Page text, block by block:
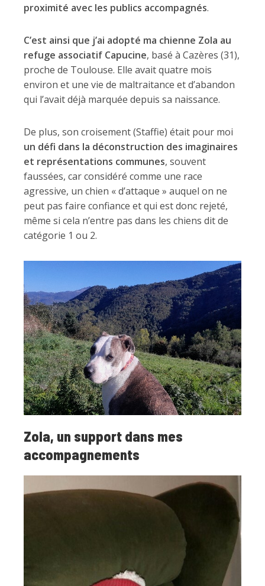
proximité avec les publics accompagnés.
C’est ainsi que j’ai adopté ma chienne Zola au
refuge associatif Capucine, basé à Cazères (31),
proche de Toulouse. Elle avait quatre mois
environ et une vie de maltraitance et d’abandon
qui l’avait déjà marquée depuis sa naissance.
De plus, son croisement (Staffie) était pour moi
un défi dans la déconstruction des imaginaires
et représentations communes, souvent
faussées, car considéré comme une race
agressive, un chien « d’attaque » auquel on ne
peut pas faire confiance et qui est donc rejeté,
même si cela n’entre pas dans les chiens dit de
catégorie 1 ou 2.
Zola, un support dans mes
accompagnements